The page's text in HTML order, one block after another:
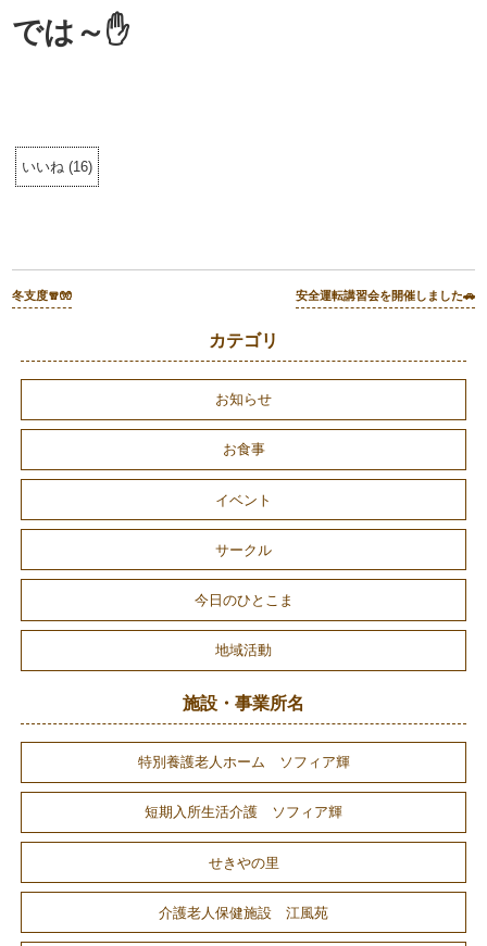
では～✋
いいね (16)
冬支度🧣🧤 安全運転講習会を開催しました🚗
カテゴリ
お知らせ
お食事
イベント
サークル
今日のひとこま
地域活動
施設・事業所名
特別養護老人ホーム ソフィア輝
短期入所生活介護 ソフィア輝
せきやの里
介護老人保健施設 江風苑